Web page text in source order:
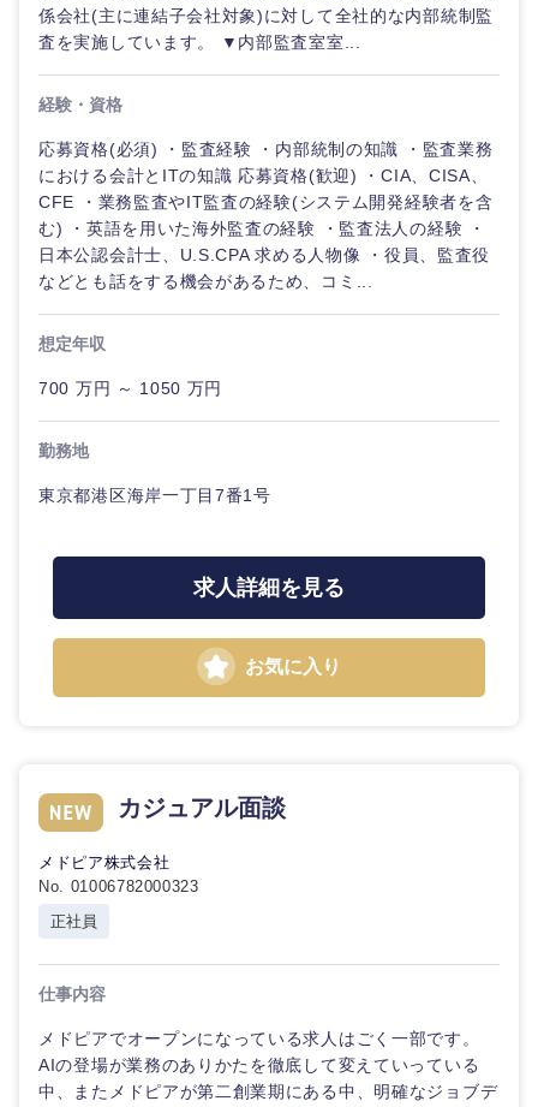
係会社(主に連結子会社対象)に対して全社的な内部統制監
査を実施しています。 ▼内部監査室室...
経験・資格
応募資格(必須) ・監査経験 ・内部統制の知識 ・監査業務
における会計とITの知識 応募資格(歓迎) ・CIA、CISA、
CFE ・業務監査やIT監査の経験(システム開発経験者を含
む) ・英語を用いた海外監査の経験 ・監査法人の経験 ・
日本公認会計士、U.S.CPA 求める人物像 ・役員、監査役
などとも話をする機会があるため、コミ...
想定年収
700 万円 ～ 1050 万円
勤務地
東京都港区海岸一丁目7番1号
求人詳細を見る
お気に入り
カジュアル面談
メドピア株式会社
No. 01006782000323
正社員
仕事内容
メドピアでオープンになっている求人はごく一部です。
AIの登場が業務のありかたを徹底して変えていっている
中、またメドピアが第二創業期にある中、明確なジョブデ